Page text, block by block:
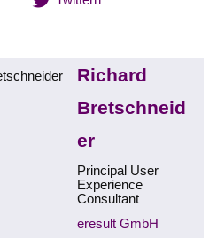
Richard
Bretschneid
er
Principal User
Experience
Consultant
eresult GmbH